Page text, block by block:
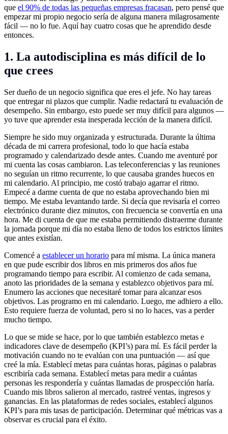
que el 90% de todas las pequeñas empresas fracasan, pero pensé que
empezar mi propio negocio sería de alguna manera milagrosamente
fácil — no lo fue. Aquí hay cuatro cosas que he aprendido desde
entonces.
1. La autodisciplina es más difícil de lo
que crees
Ser dueño de un negocio significa que eres el jefe. No hay tareas
que entregar ni plazos que cumplir. Nadie redactará tu evaluación de
desempeño. Sin embargo, esto puede ser muy difícil para algunos —
yo tuve que aprender esta inesperada lección de la manera difícil.
Siempre he sido muy organizada y estructurada. Durante la última
década de mi carrera profesional, todo lo que hacía estaba
programado y calendarizado desde antes. Cuando me aventuré por
mi cuenta las cosas cambiaron. Las teleconferencias y las reuniones
no seguían un ritmo recurrente, lo que causaba grandes huecos en
mi calendario. Al principio, me costó trabajo agarrar el ritmo.
Empecé a darme cuenta de que no estaba aprovechando bien mi
tiempo. Me estaba levantando tarde. Si decía que revisaría el correo
electrónico durante diez minutos, con frecuencia se convertía en una
hora. Me di cuenta de que me estaba permitiendo distraerme durante
la jornada porque mi día no estaba lleno de todos los estrictos límites
que antes existían.
Comencé a establecer un horario para mí misma. La única manera
en que pude escribir dos libros en mis primeros dos años fue
programando tiempo para escribir. Al comienzo de cada semana,
anoto las prioridades de la semana y establezco objetivos para mí.
Enumero las acciones que necesitaré tomar para alcanzar esos
objetivos. Las programo en mi calendario. Luego, me adhiero a ello.
Esto requiere fuerza de voluntad, pero si no lo haces, vas a perder
mucho tiempo.
Lo que se mide se hace, por lo que también establezco metas e
indicadores clave de desempeño (KPI’s) para mí. Es fácil perder la
motivación cuando no te evalúan con una puntuación — así que
creé la mía. Establecí metas para cuántas horas, páginas o palabras
escribiría cada semana. Establecí metas para medir a cuántas
personas les respondería y cuántas llamadas de prospección haría.
Cuando mis libros salieron al mercado, rastreé ventas, ingresos y
ganancias. En las plataformas de redes sociales, establecí algunos
KPI’s para mis tasas de participación. Determinar qué métricas vas a
observar es crucial para el éxito.